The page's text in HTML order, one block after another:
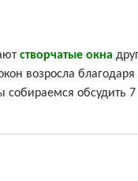
створчатые окна
возросла
собираемся обсудить 7